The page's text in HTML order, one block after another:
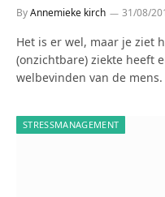
ByAnnemieke kirch 31/08/
Het is er wel, maar je ziet
(onzichtbare) ziekte heeft
welbevinden van de
STRESSMANAGEMENT